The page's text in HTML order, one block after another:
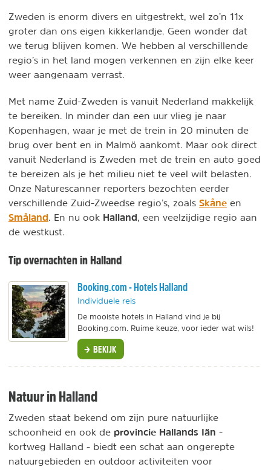
Zweden is enorm divers en uitgestrekt, wel zo’n 11x
groter dan ons eigen kikkerlandje. Geen wonder dat
we terug blijven komen. We hebben al verschillende
regio’s in het land mogen verkennen en zijn elke keer
weer aangenaam verrast.
Met name Zuid-Zweden is vanuit Nederland makkelijk
te bereiken. In minder dan een uur vlieg je naar
Kopenhagen, waar je met de trein in 20 minuten de
brug over bent en in Malmö aankomt. Maar ook direct
vanuit Nederland is Zweden met de trein en auto goed
te bereizen als je het milieu niet te veel wilt belasten.
Onze Naturescanner reporters bezochten eerder
verschillende Zuid-Zweedse regio’s, zoals Skåne en
Småland . En nu ook Halland , een veelzijdige regio aan
de westkust.
Tip overnachten in Halland
Booking.com - Hotels Halland
Individuele reis
De mooiste hotels in Halland vind je bij
Booking.com. Ruime keuze, voor ieder wat wils!
BEKIJK
Natuur in Halland
Zweden staat bekend om zijn pure natuurlijke
schoonheid en ook de provincie Hallands Iän -
kortweg Halland - biedt een schat aan ongerepte
natuurgebieden en outdoor activiteiten voor